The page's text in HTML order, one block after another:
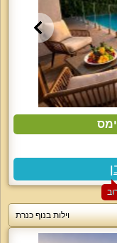
וילות בנוף כנרת